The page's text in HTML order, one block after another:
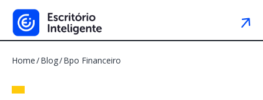
Home Blog Bpo Financeiro